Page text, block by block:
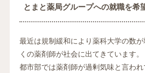
とまと薬局グループへの就職を希
最近は規制緩和により薬科大学の数
くの薬剤師が社会に出てきています。
都市部では薬剤師が過剰気味と言わ